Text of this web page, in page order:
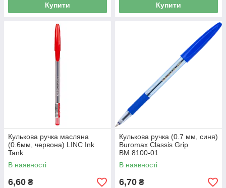
Купити Купити
Кулькова ручка масляна
(0.6мм, червона) LINC Ink
Tank
В наявності
6,60 ₴
Кулькова ручка (0.7 мм, синя)
Buromax Classis Grip
BM.8100-01
В наявності
6,70 ₴